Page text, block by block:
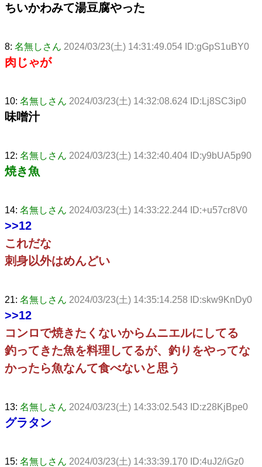
ちいかわみて湯豆腐やった
8: 名無しさん 2024/03/23(土) 14:31:49.054 ID:gGpS1uBY0
肉じゃが
10: 名無しさん 2024/03/23(土) 14:32:08.624 ID:Lj8SC3ip0
味噌汁
12: 名無しさん 2024/03/23(土) 14:32:40.404 ID:y9bUA5p90
焼き魚
14: 名無しさん 2024/03/23(土) 14:33:22.244 ID:+u57cr8V0
>>12
これだな
刺身以外はめんどい
21: 名無しさん 2024/03/23(土) 14:35:14.258 ID:skw9KnDy0
>>12
コンロで焼きたくないからムニエルにしてる
釣ってきた魚を料理してるが、釣りをやってな
かったら魚なんて食べないと思う
13: 名無しさん 2024/03/23(土) 14:33:02.543 ID:z28KjBpe0
グラタン
15: 名無しさん 2024/03/23(土) 14:33:39.170 ID:4uJ2/iGz0